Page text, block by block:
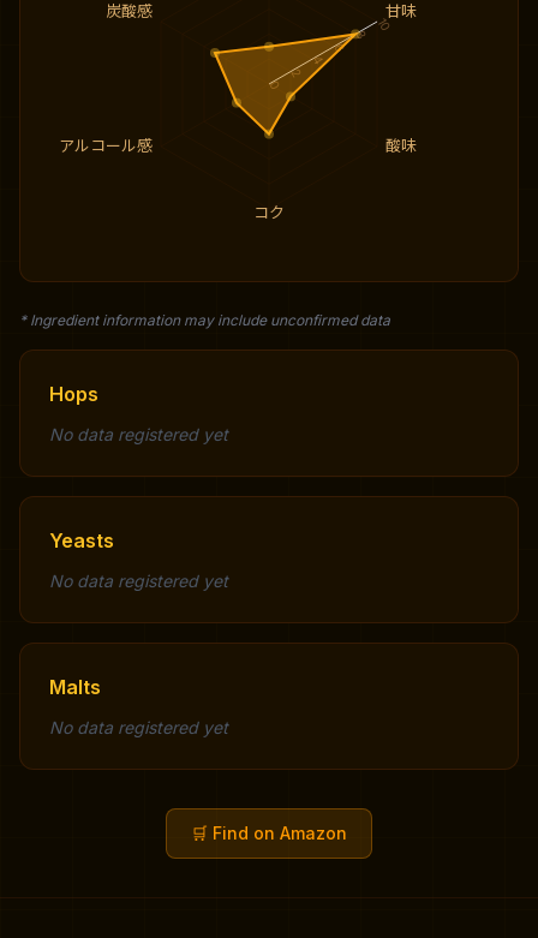
甘味
酸味
コク
アルコール感
炭酸感
0
2
4
6
8
10
* Ingredient information may include unconfirmed data
Hops
No data registered yet
Yeasts
No data registered yet
Malts
No data registered yet
🛒 Find on Amazon